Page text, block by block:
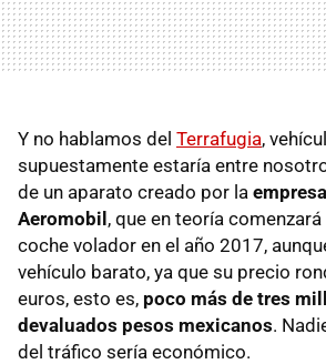
Y no hablamos del Terrafugia,
supuestamente estaría entre
de un aparato creado por la
Aeromobil , que en teoría
coche volador en el año 2017,
vehículo barato, ya que su precio
euros, esto es, poco más de tres
devaluados pesos mexicanos.
del tráfico sería económico.